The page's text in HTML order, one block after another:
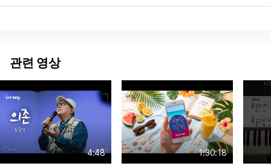
관련 영상
4:48 1:30:18